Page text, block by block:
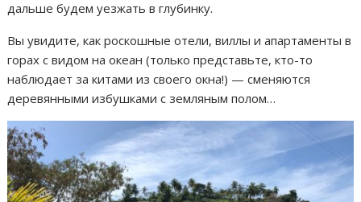
дальше будем уезжать в глубинку.
Вы увидите, как роскошные отели, виллы и апартаменты в
горах с видом на океан (только представьте, кто-то
наблюдает за китами из своего окна!) — сменяются
деревянными избушками с земляным полом…